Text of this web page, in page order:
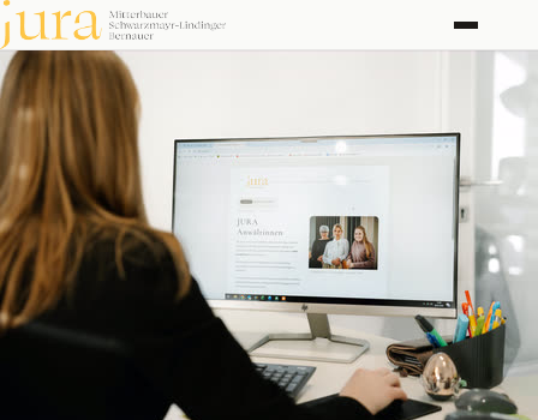
Kanzlei
Rechtsgebiete
Honorar
Kontakt